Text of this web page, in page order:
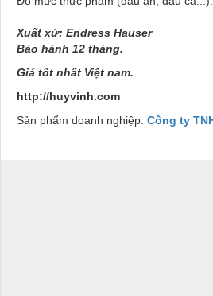
Xuất xứ: Endress Hauser
Bảo hành 12 tháng.
Giá tốt nhất Việt nam.
http://huyvinh.com
Sản phẩm doanh nghiệp: Công ty